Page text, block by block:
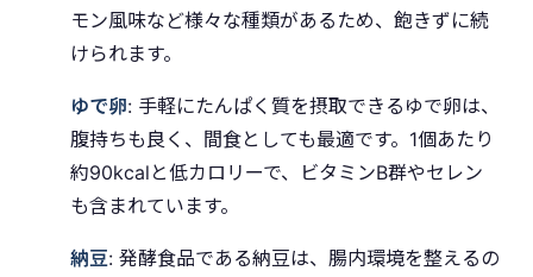
モン風味など様々な種類があるため、飽きずに続
けられます。
ゆで卵: 手軽にたんぱく質を摂取できるゆで卵は、
腹持ちも良く、間食としても最適です。1個あたり
約90kcalと低カロリーで、ビタミンB群やセレン
も含まれています。
納豆: 発酵食品である納豆は、腸内環境を整えるの